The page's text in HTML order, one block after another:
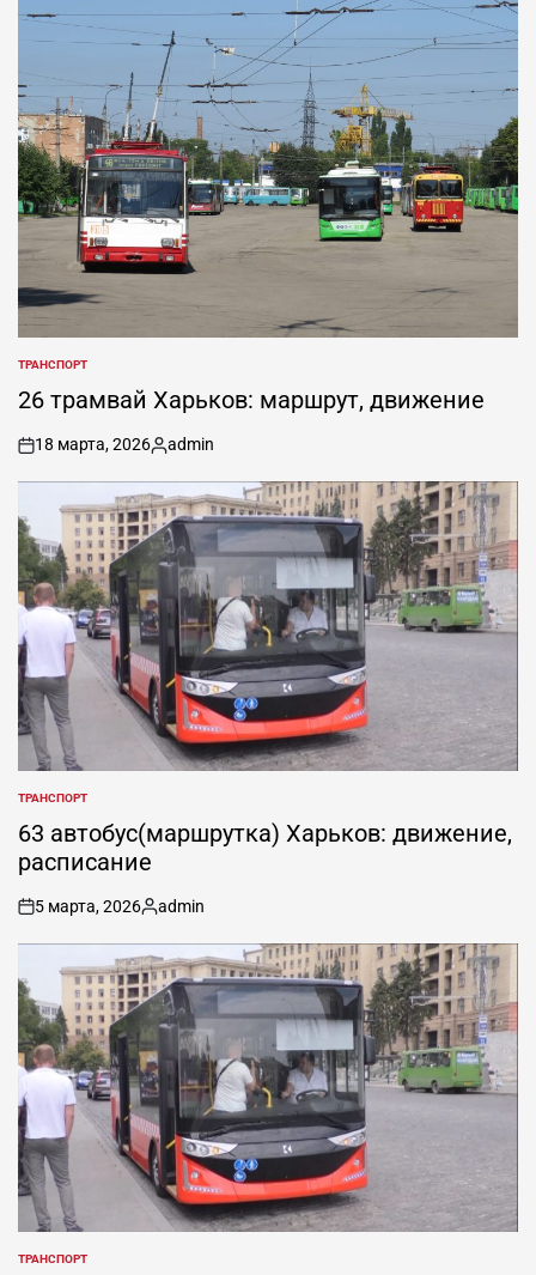
ОПУБЛИКОВАНО
В
ТРАНСПОРТ
26 трамвай Харьков: маршрут, движение
on
18 марта, 2026
Запись
от
admin
ОПУБЛИКОВАНО
В
ТРАНСПОРТ
63 автобус(маршрутка) Харьков: движение,
расписание
on
5 марта, 2026
Запись
от
admin
ОПУБЛИКОВАНО
ТРАНСПОРТ